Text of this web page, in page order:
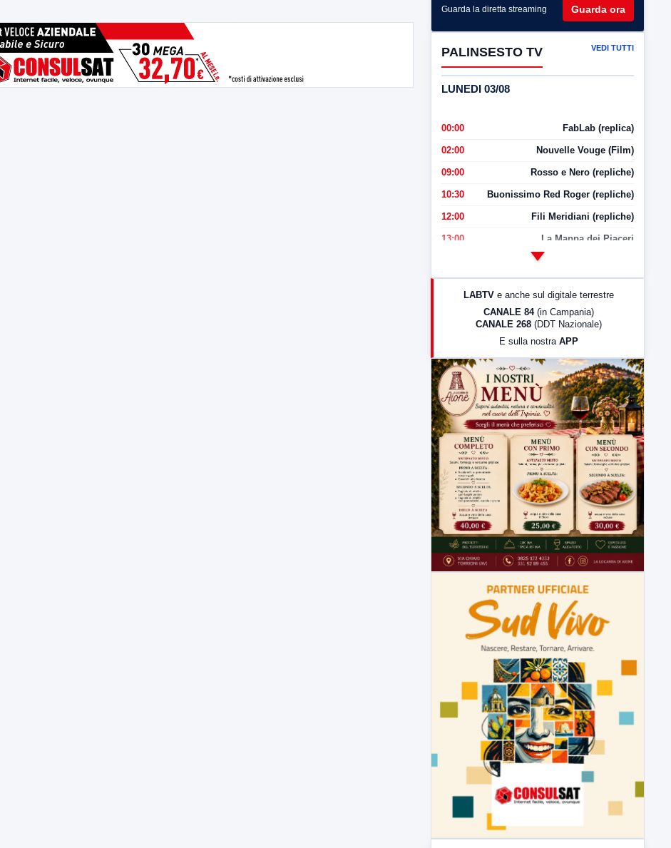
Guarda la diretta streaming Guarda ora
PALINSESTO TV VEDI TUTTI
LUNEDI 03/08
00:00 FabLab (replica)
02:00 Nouvelle Vouge (Film)
09:00 Rosso e Nero (repliche)
10:30 Buonissimo Red Roger (repliche)
12:00 Fili Meridiani (repliche)
13:00 La Mappa dei Piaceri
LabNews (Diretta)
23:00 LabNews (replica)
LABTV e anche sul digitale terrestre
CANALE 84 (in Campania)
CANALE 268 (DDT Nazionale)
E sulla nostra APP